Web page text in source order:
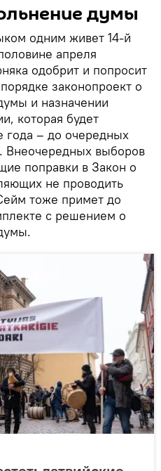
думы
одним живет 14-й
апреля
одобрит и попросит
законопроект о
и назначении
которая будет
года – до очередных
Внеочередных выборов
поправки в Закон о
не проводить
тоже примет до
с решением о